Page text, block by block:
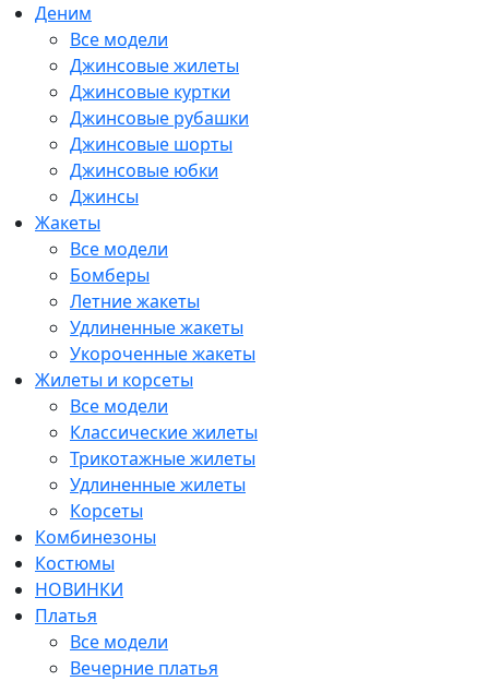
Деним
Все модели
Джинсовые жилеты
Джинсовые куртки
Джинсовые рубашки
Джинсовые шорты
Джинсовые юбки
Джинсы
Жакеты
Все модели
Бомберы
Летние жакеты
Удлиненные жакеты
Укороченные жакеты
Жилеты и корсеты
Все модели
Классические жилеты
Трикотажные жилеты
Удлиненные жилеты
Корсеты
Комбинезоны
Костюмы
НОВИНКИ
Платья
Все модели
Вечерние платья